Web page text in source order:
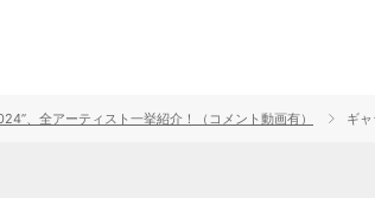
、全アーティスト一挙紹介！（コメント動画有） ギ